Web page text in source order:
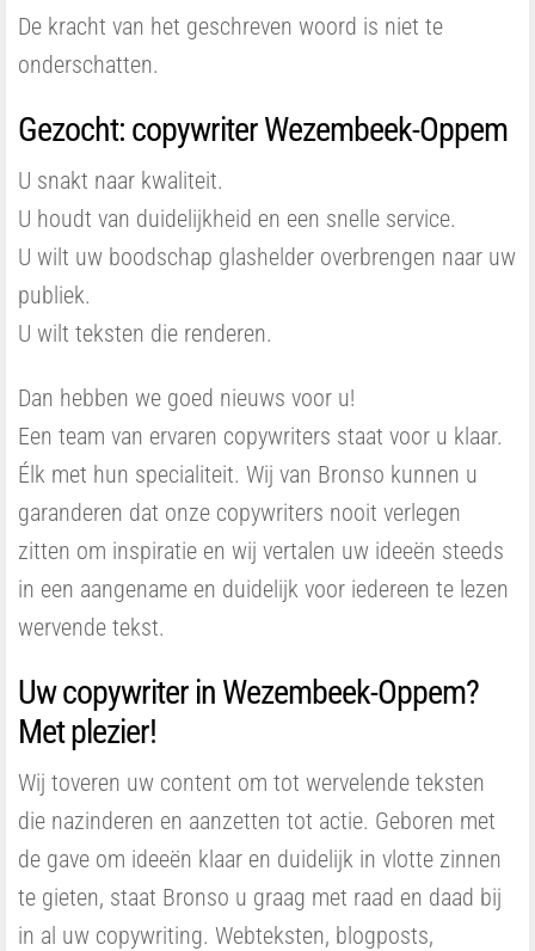
De kracht van het geschreven woord is niet te
onderschatten.
Gezocht: copywriter Wezembeek-Oppem
U snakt naar kwaliteit.
U houdt van duidelijkheid en een snelle service.
U wilt uw boodschap glashelder overbrengen naar uw
publiek.
U wilt teksten die renderen.
Dan hebben we goed nieuws voor u!
Een team van ervaren copywriters staat voor u klaar.
Élk met hun specialiteit. Wij van Bronso kunnen u
garanderen dat onze copywriters nooit verlegen
zitten om inspiratie en wij vertalen uw ideeën steeds
in een aangename en duidelijk voor iedereen te lezen
wervende tekst.
Uw copywriter in Wezembeek-Oppem?
Met plezier!
Wij toveren uw content om tot wervelende teksten
die nazinderen en aanzetten tot actie. Geboren met
de gave om ideeën klaar en duidelijk in vlotte zinnen
te gieten, staat Bronso u graag met raad en daad bij
in al uw copywriting. Webteksten, blogposts,